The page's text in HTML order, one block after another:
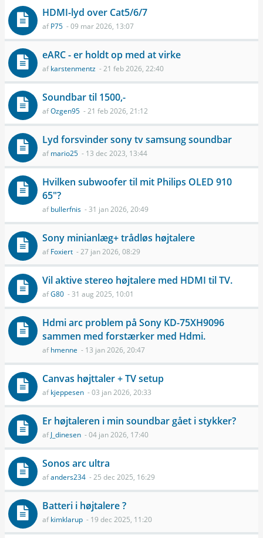
HDMI-lyd over Cat5/6/7
afP75 - 09 mar 2026, 13:07
eARC - er holdt op med at virke
afkarstenmentz - 21 feb 2026, 22:40
Soundbar til 1500,-
afOzgen95 - 21 feb 2026, 21:12
Lyd forsvinder sony tv samsung soundbar
afmario25 - 13 dec 2023, 13:44
Hvilken subwoofer til mit Philips OLED 910
65"?
afbullerfnis - 31 jan 2026, 20:49
Sony minianlæg+ trådløs højtalere
afFoxiert - 27 jan 2026, 08:29
Vil aktive stereo højtalere med HDMI til TV.
afG80 - 31 aug 2025, 10:01
Hdmi arc problem på Sony KD-75XH9096
sammen med forstærker med Hdmi.
afhmenne - 13 jan 2026, 20:47
Canvas højttaler + TV setup
afkjeppesen - 03 jan 2026, 20:33
Er højtaleren i min soundbar gået i stykker?
afJ_dinesen - 04 jan 2026, 17:40
Sonos arc ultra
afanders234 - 25 dec 2025, 16:29
Batteri i højtalere ?
afkimklarup - 19 dec 2025, 11:20